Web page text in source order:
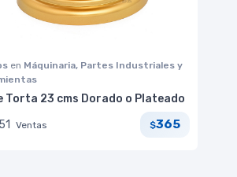
en Máquinaria, Partes Industriales y
Torta 23 cms Dorado o Plateado
Ventas $365